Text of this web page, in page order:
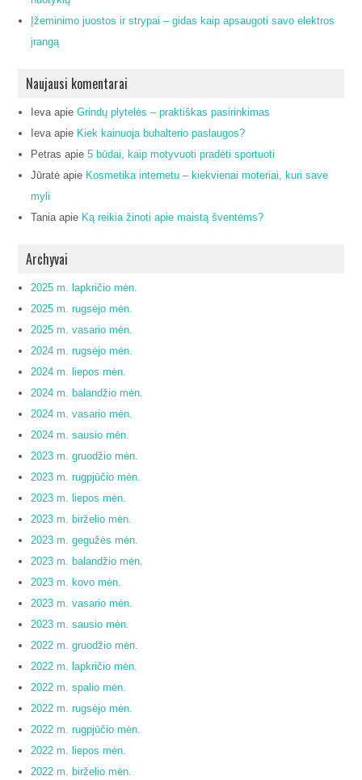
Įžeminimo juostos ir strypai – gidas kaip apsaugoti savo elektros
įrangą
Naujausi komentarai
IevaapieGrindų plytelės – praktiškas pasirinkimas
Ievaapie Kiek kainuoja buhalterio paslaugos?
Petras apie5 būdai, kaip motyvuoti pradėti sportuoti
Jūratė apie Kosmetika internetu – kiekvienai moteriai, kuri save
myli
Taniaapie Ką reikia žinoti apie maistą šventėms?
Archyvai
2025 m. lapkričio mėn.
2025 m. rugsėjo mėn.
2025 m. vasario mėn.
2024 m. rugsėjo mėn.
2024 m. liepos mėn.
2024 m. balandžio mėn.
2024 m. vasario mėn.
2024 m. sausio mėn.
2023 m. gruodžio mėn.
2023 m. rugpjūčio mėn.
2023 m. liepos mėn.
2023 m. birželio mėn.
2023 m. gegužės mėn.
2023 m. balandžio mėn.
2023 m. kovo mėn.
2023 m. vasario mėn.
2023 m. sausio mėn.
2022 m. gruodžio mėn.
2022 m. lapkričio mėn.
2022 m. spalio mėn.
2022 m. rugsėjo mėn.
2022 m. rugpjūčio mėn.
2022 m. liepos mėn.
2022 m. birželio mėn.